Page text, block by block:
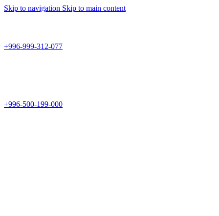
Skip to navigation Skip to main content
+996-999-312-077
+996-500-199-000